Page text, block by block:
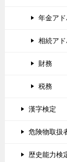
年金ア
相続ア
財務
税務
漢字検定
危険物取扱
歴史能力検